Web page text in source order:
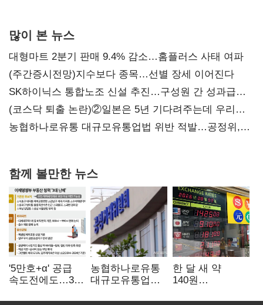
많이 본 뉴스
대형마트 2분기 판매 9.4% 감소…홈플러스 사태 여파
(주간증시전망)지수보다 종목…선별 장세 이어진다
SK하이닉스 통합노조 신설 추진…구성원 간 성과급
불만 확산
(코스닥 퇴출 논란)②일본은 5년 기다려주는데 우리는
당장 퇴출?…시간만으론 부족한 코스닥 구하기
농협하나로유통 대규모유통업법 위반 적발…공정위,
함께 볼만한 뉴스
'5만호+α' 공급
속도전에도…3대
농협하나로유통
대규모유통업법
한 달 새 약
140원